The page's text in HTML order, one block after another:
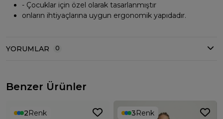
- Çocuklar için özel olarak tasarlanmıştır
onların ihtiyaçlarına uygun ergonomik yapıdadır.
YORUMLAR 0
Benzer Ürünler
2Renk 3Renk